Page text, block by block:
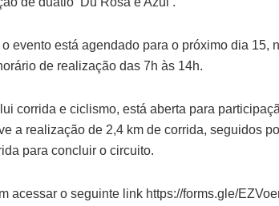
evento está agendado para o próximo dia 15,
de realização das 7h às 14h.
corrida e ciclismo, está aberta para
a realização de 2,4 km de corrida, seguidos
para concluir o circuito.
acessar o seguinte link https://forms.gle/